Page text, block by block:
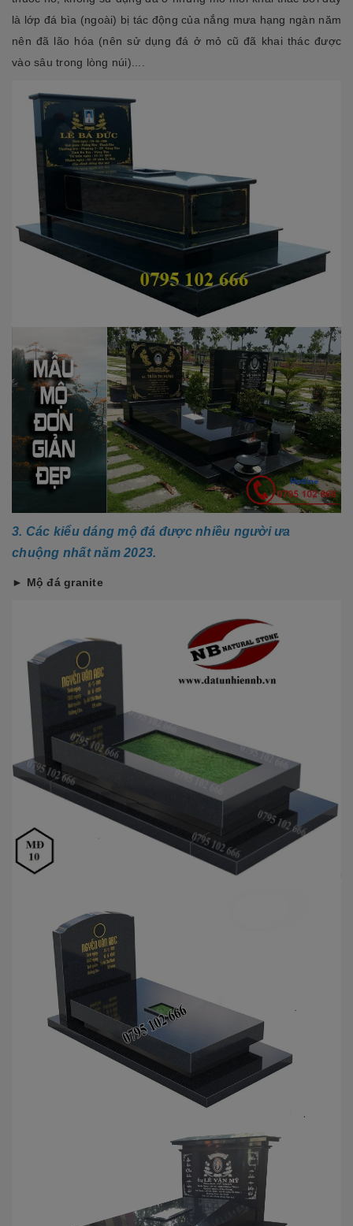
là lớp đá bìa (ngoài) bị tác động của nắng mưa hạng ngàn năm
nên đã lão hóa (nên sử dụng đá ở mỏ cũ đã khai thác được
vào sâu trong lòng núi)....
3. Các kiểu dáng mộ đá được nhiều người ưa
chuộng nhất năm 2023.
► Mộ đá granite